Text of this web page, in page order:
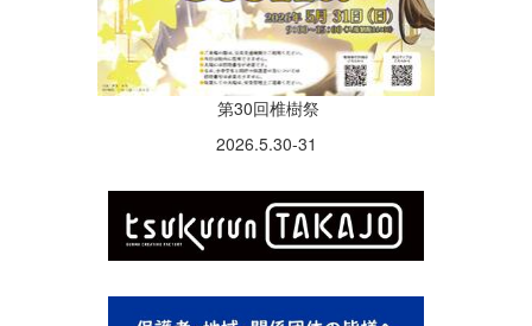
第30回椎樹祭
2026.5.30-31